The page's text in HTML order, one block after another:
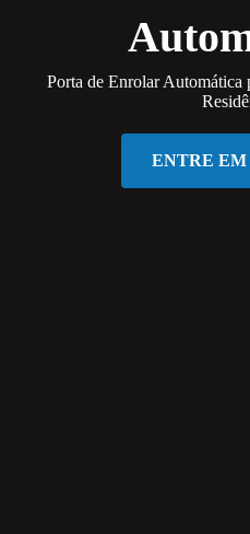
Porta de Enrolar Automática
ENTRE EM